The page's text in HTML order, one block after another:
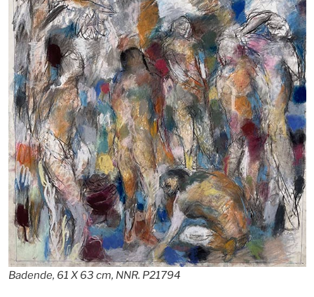
Badende, 61 X 63 cm, NNR. P21794